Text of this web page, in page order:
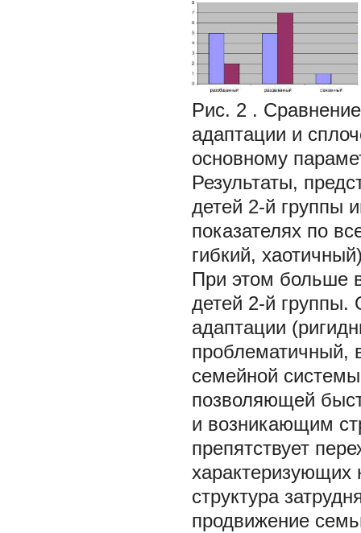
Рис. 2 .
адаптации и
основному
Результаты,
детей 2-й группы
показателях по
гибкий,
При этом больше
детей 2-й группы.
адаптации
проблематичный,
семейной
позволяющей
и возникающим
препятствует
характеризующих
структура
продвижение